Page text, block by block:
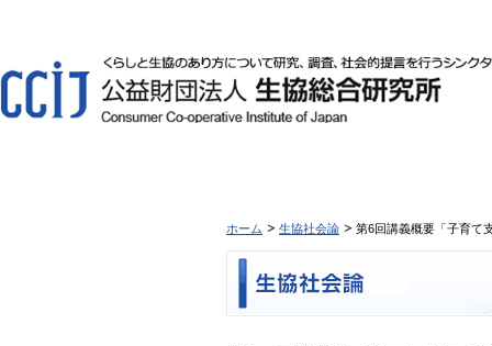
ホーム 生協社会論 第6回講義概要「子育て